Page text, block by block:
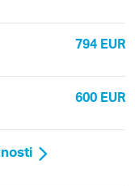
794 EUR
600 EUR